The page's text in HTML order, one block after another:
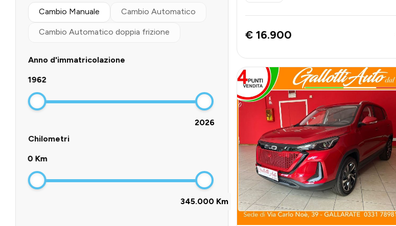
Cambio Manuale Cambio Automatico
Cambio Automatico doppia frizione
Anno d'immatricolazione
1962
2026
Chilometri
0 Km
345.000 Km
€ 16.900